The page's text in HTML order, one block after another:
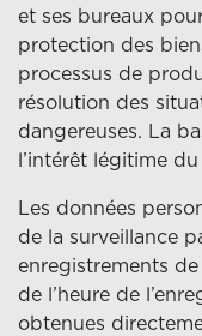
et ses bureaux
protection des
processus de
résolution des
dangereuses. La
l’intérêt légitime
Les données
de la surveillance
enregistrements
de l’heure de
obtenues